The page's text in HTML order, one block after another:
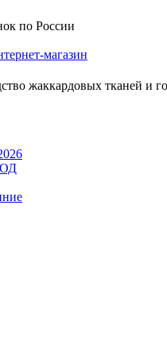
по России
магазин
жаккардовых тканей и